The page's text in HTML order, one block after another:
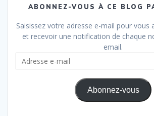
ABONNEZ-VOUS À CE BLOG
Saisissez votre adresse e-mail pour vous
et recevoir une notification de chaque
email.
mail
Abonnez-vous